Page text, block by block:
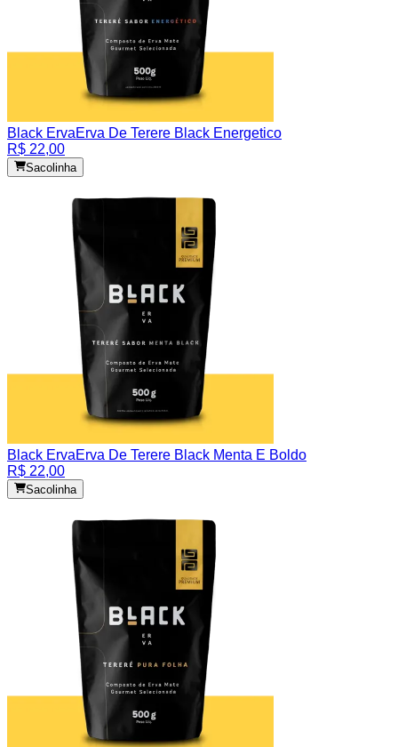
Black ErvaErva De Terere Black Energetico
R$ 22,00
Sacolinha
Black ErvaErva De Terere Black Menta E Boldo
R$ 22,00
Sacolinha